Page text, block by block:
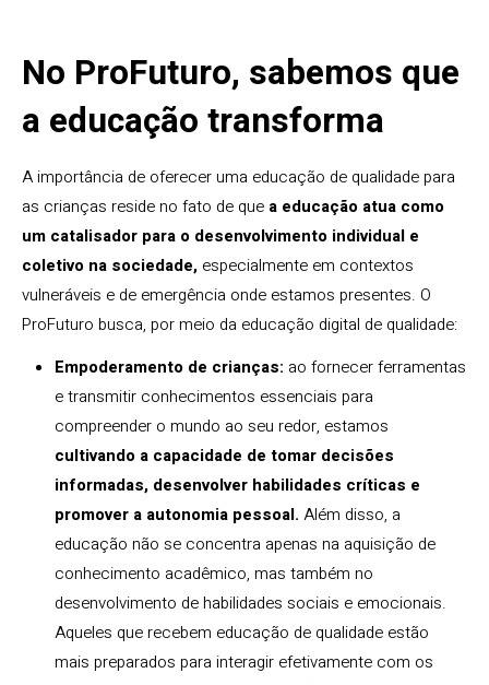
No ProFuturo, sabemos que
a educação transforma
A importância de oferecer uma educação de qualidade para
as crianças reside no fato de que a educação atua como
um catalisador para o desenvolvimento individual e
coletivo na sociedade, especialmente em contextos
vulneráveis e de emergência onde estamos presentes. O
ProFuturo busca, por meio da educação digital de qualidade:
Empoderamento de crianças: ao fornecer ferramentas
e transmitir conhecimentos essenciais para
compreender o mundo ao seu redor, estamos
cultivando a capacidade de tomar decisões
informadas, desenvolver habilidades críticas e
promover a autonomia pessoal. Além disso, a
educação não se concentra apenas na aquisição de
conhecimento acadêmico, mas também no
desenvolvimento de habilidades sociais e emocionais.
Aqueles que recebem educação de qualidade estão
mais preparados para interagir efetivamente com os